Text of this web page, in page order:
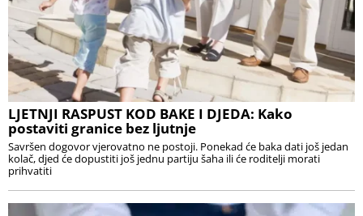
LJETNJI RASPUST KOD BAKE I DJEDA: Kako
postaviti granice bez ljutnje
Savršen dogovor vjerovatno ne postoji. Ponekad će baka dati još jedan
kolač, djed će dopustiti još jednu partiju šaha ili će roditelji morati
prihvatiti